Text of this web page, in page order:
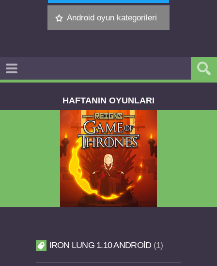
Android oyun kategorileri
HAFTANIN OYUNLARI
IRON LUNG 1.10 ANDROID 1